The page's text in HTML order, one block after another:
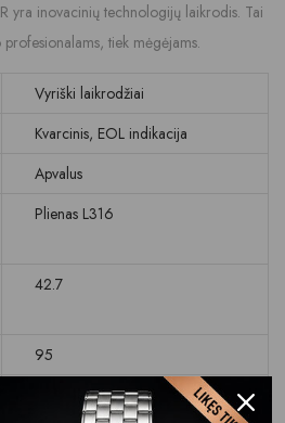
yra inovacinių technologijų laikrodis. Tai
tiek mėgėjams.
Vyriški laikrodžiai
Kvarcinis, EOL indikacija
Apvalus
Plienas L316
42.7
95
Daugiafunkcinis